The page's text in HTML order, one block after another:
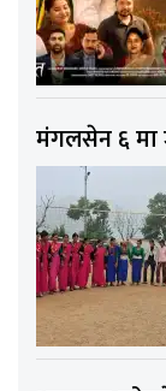
मंगलसेन ६ मा